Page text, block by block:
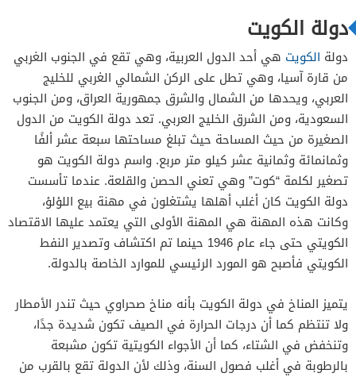
دولة الكويت
دولة الكويت هي أحد الدول العربية، وهي تقع في الجنوب الغربي
من قارة آسيا، وهي تطل على الركن الشمالي الغربي للخليج
العربي، ويحدها من الشمال والشرق جمهورية العراق، ومن الجنوب
السعودية، ومن الشرق الخليج العربي. تعد دولة الكويت من الدول
الصغيرة من حيث المساحة حيث تبلغ مساحتها سبعة عشر ألفًا
وثمانمائة وثمانية عشر كيلو متر مربع. واسم دولة الكويت هو
تصغير لكلمة “كوت” وهي تعني الحصن والقلعة. عندما تأسست
دولة الكويت كان أغلب أهلها يشتغلون في مهنة بيع اللؤلؤ،
وكانت هذه المهنة هي المهنة الأولى التي يعتمد عليها الاقتصاد
الكويتي حتى جاء عام 1946 حينما تم اكتشاف وتصدير النفط
الكويتي فأصبح هو المورد الرئيسي للموارد الخاصة بالدولة.
يتميز المناخ في دولة الكويت بأنه مناخ صحراوي حيث تندر الأمطار
ولا تنتظم كما أن درجات الحرارة في الصيف تكون شديدة جدًا،
وتنخفض في الشتاء، كما أن الأجواء الكويتية تكون مشبعة
بالرطوبة في أغلب فصول السنة، وذلك لأن الدولة تقع بالقرب من